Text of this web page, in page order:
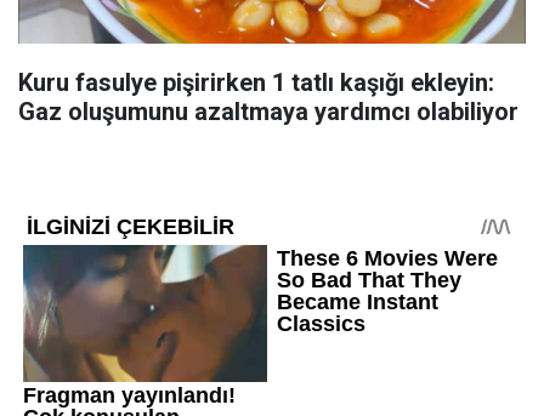
Kuru fasulye pişirirken 1 tatlı kaşığı ekleyin:
Gaz oluşumunu azaltmaya yardımcı olabiliyor